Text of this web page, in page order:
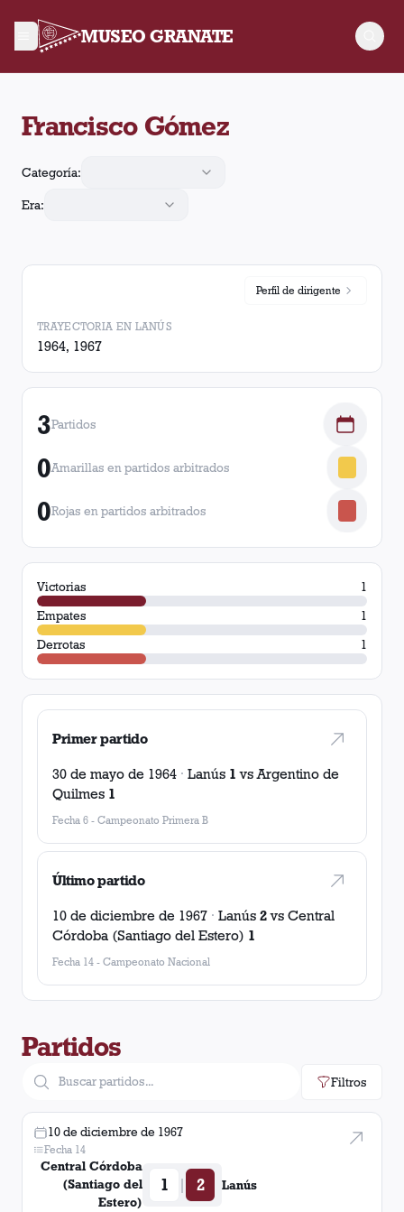
MUSEO GRANATE
Francisco Gómez
Categoría:
Era:
Perfil de dirigente
TRAYECTORIA EN LANÚS
1964, 1967
3Partidos
0Amarillas en partidos arbitrados
0Rojas en partidos arbitrados
Victorias
1
Empates
1
Derrotas
1
Primer partido
30 de mayo de 1964 · Lanús 1 vs Argentino de
Quilmes 1
Fecha 6 - Campeonato Primera B
Último partido
10 de diciembre de 1967 · Lanús 2vs Central
Córdoba (Santiago del Estero) 1
Fecha 14 - Campeonato Nacional
Partidos
Filtros
10 de diciembre de 1967
Fecha 14
Central Córdoba
(Santiago del
Estero)
1 | 2 Lanús